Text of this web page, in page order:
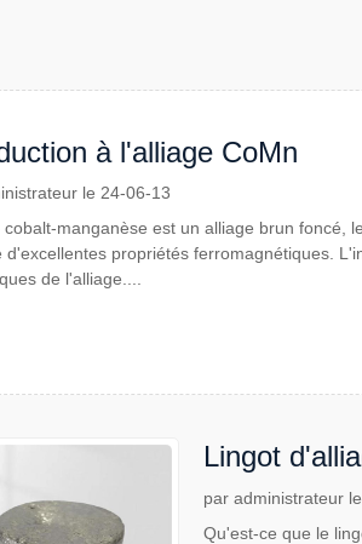
à l'alliage CoMn
le 24-06-13
cobalt-manganèse est un alliage brun foncé,
d'excellentes propriétés ferromagnétiques.
de l'alliage....
Lingot
par administrateur
Qu'est-ce que le